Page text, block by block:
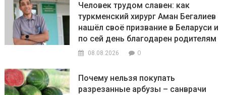
Человек трудом славен: как
туркменский хирург Аман Бегалиев
нашёл своё призвание в Беларуси и
по сей день благодарен родителям
08.08.2026 0
Почему нельзя покупать
разрезанные арбузы – санврачи